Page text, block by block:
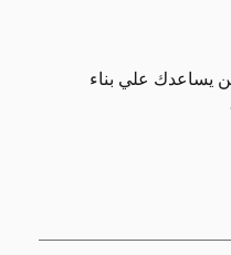
يساعدك علي بناء